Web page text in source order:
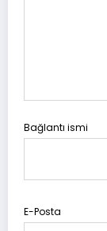
Bağlantı ismi
E-Posta